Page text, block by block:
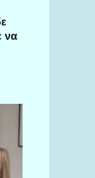
να